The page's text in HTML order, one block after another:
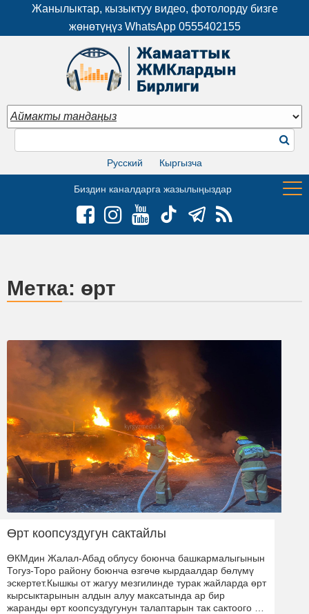
Жанылыктар, кызыктуу видео, фотолорду бизге
жөнөтүңүз WhatsApp 0555402155
Русский Кыргызча
Биздин каналдарга жазылыңыздар
Метка: өрт
Өрт коопсуздугун сактайлы
ӨКМдин Жалал-Абад облусу боюнча башкармалыгынын
Тогуз-Торо району боюнча өзгөчө кырдаалдар бөлүмү
эскертет.Кышкы от жагуу мезгилинде турак жайларда өрт
кырсыктарынын алдын алуу максатында ар бир
жаранды өрт коопсуздугунун талаптарын так сактоого …